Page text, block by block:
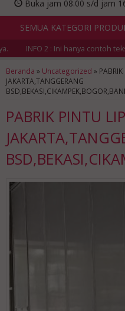
Buka jam 08.00 s/d jam
SEMUA KATEGORI
INFO 2 : Ini hanya contoh teks
Beranda » Uncategorized » PABRIK
JAKARTA,TANGGERANG
PABRIK PINTU